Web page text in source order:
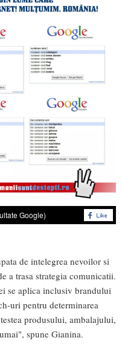
Google)
de intelegrea nevoilor si
a trasa strategia comunicatii.
se aplica inclusiv brandului
uri pentru determinarea
produsului, ambalajului,
spune Gianina.